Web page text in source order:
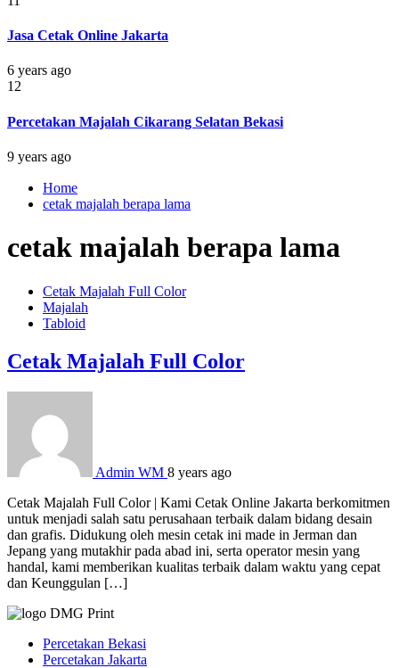
Jasa Cetak Online Jakarta
6 years ago
12
Percetakan Majalah Cikarang Selatan Bekasi
9 years ago
Home
cetak majalah berapa lama
cetak majalah berapa lama
Cetak Majalah Full Color
Majalah
Tabloid
Cetak Majalah Full Color
Admin WM 8 years ago
Cetak Majalah Full Color | Kami Cetak Online Jakarta berkomitmen
untuk menjadi salah satu perusahaan terbaik dalam bidang desain
dan grafis. Didukung oleh mesin cetak ini made in Jerman dan
Jepang yang mutakhir pada abad ini, serta operator mesin yang
handal, kami memberikan kualitas terbaik dalam waktu yang cepat
dan Keunggulan […]
Percetakan Bekasi
Percetakan Jakarta